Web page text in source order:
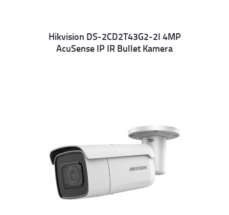
Details
Hikvision DS-2CD2T43G2-2I 4MP
AcuSense IP IR Bullet Kamera